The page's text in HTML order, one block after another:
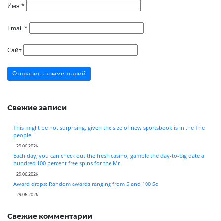
Имя *
Email *
Сайт
Свежие записи
This might be not surprising, given the size of new sportsbook is in the The
people
29.06.2026
Each day, you can check out the fresh casino, gamble the day-to-big date a
hundred 100 percent free spins for the Mr
29.06.2026
Award drops: Random awards ranging from 5 and 100 Sc
29.06.2026
Свежие комментарии